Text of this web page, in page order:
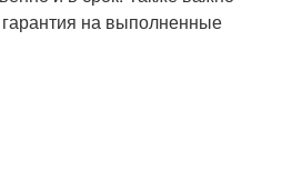
гарантия на выполненные